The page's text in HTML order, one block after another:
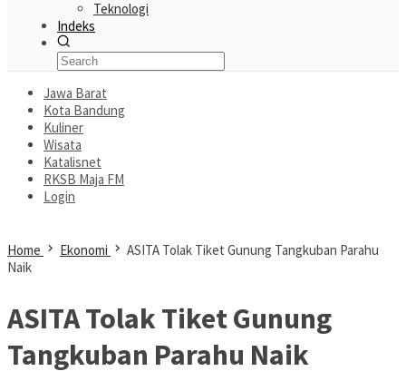
Teknologi
Indeks
Jawa Barat
Kota Bandung
Kuliner
Wisata
Katalisnet
RKSB Maja FM
Login
Home Ekonomi
ASITA Tolak Tiket Gunung Tangkuban Parahu
Naik
ASITA Tolak Tiket Gunung
Tangkuban Parahu Naik